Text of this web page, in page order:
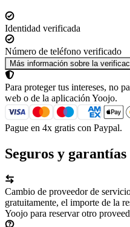
Identidad verificada
Número de teléfono verificado
Más información sobre la
Para proteger tus intereses, no
web o de la aplicación Yoojo.
Pague en 4x gratis con Paypal.
Seguros y garantías
Cambio de proveedor de
gratuitamente, el importe de la
Yoojo para reservar otro